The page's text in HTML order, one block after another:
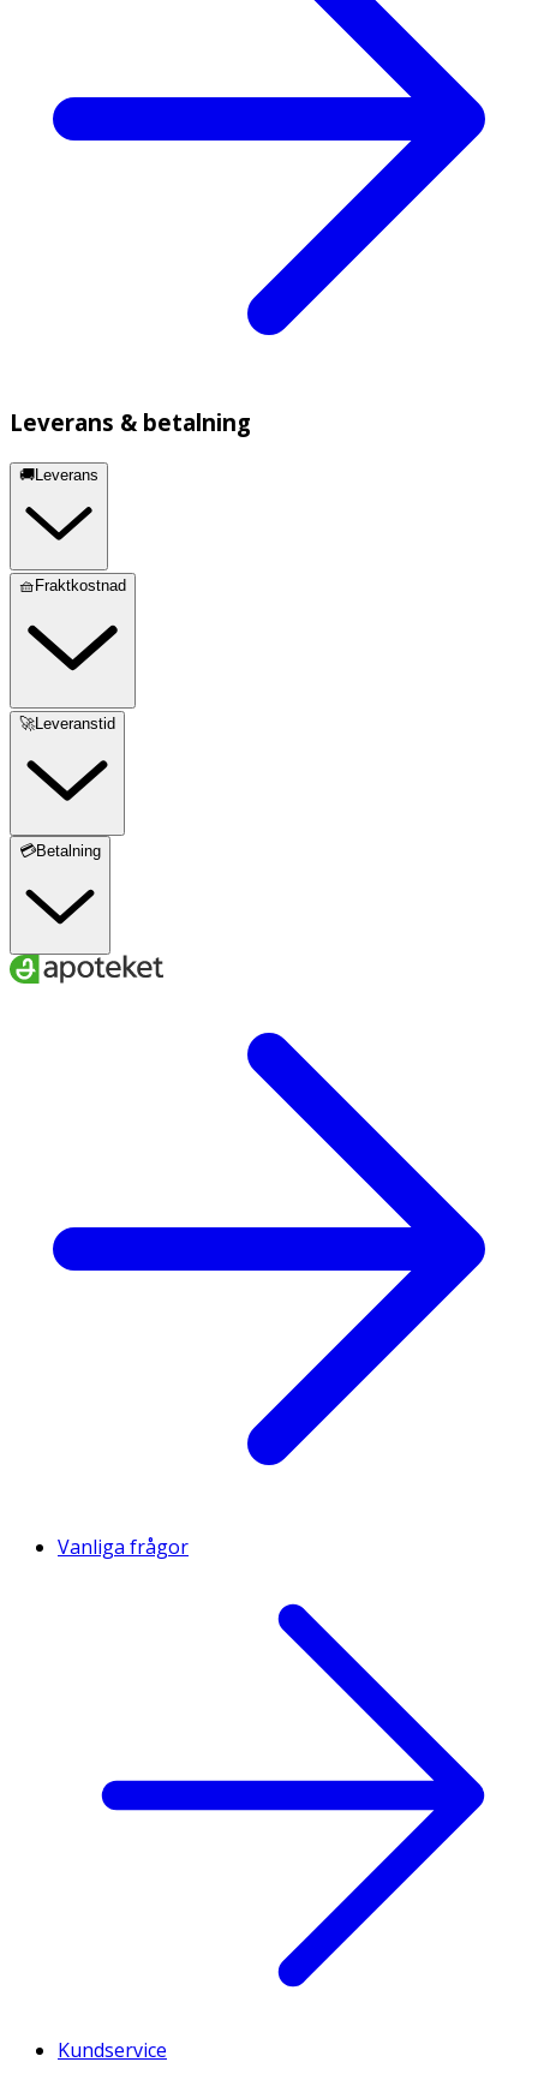
Leverans & betalning
🚚Leverans
🧺Fraktkostnad
🚀Leveranstid
💳Betalning
Vanliga frågor
Kundservice